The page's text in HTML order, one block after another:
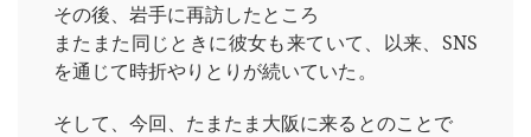
その後、岩手に再訪したところ
またまた同じときに彼女も来ていて、以来、SNS
を通じて時折やりとりが続いていた。
そして、今回、たまたま大阪に来るとのことで